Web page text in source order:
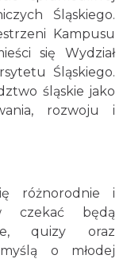
Śląskiego.
Kampusu
się Wydział
Śląskiego.
śląskie jako
rozwoju i
różnorodnie i
czekać będą
quizy oraz
o młodej